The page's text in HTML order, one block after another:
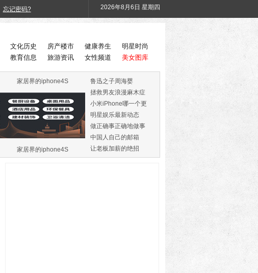
忘记密码? 2026年8月6日 星期四
文化历史
教育信息
房产楼市
旅游资讯
健康养生
女性频道
明星时尚
美女图库
家居界的iphone4S
家居界的iphone4S
鲁迅之子周海婴
拯救男友浪漫麻木症
小米iPhone哪一个更
火
明星娱乐最新动态
做正确事正确地做事
中国人自己的邮箱
让老板加薪的绝招